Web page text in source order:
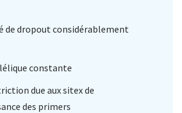
de dropout considérablement
constante
due aux sitex de
des primers